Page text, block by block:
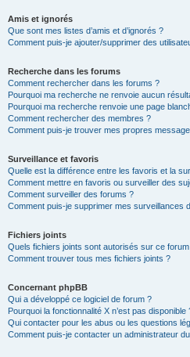
Amis et ignorés
Que sont mes listes d’amis et d’ignorés ?
Comment puis-je ajouter/supprimer des
Recherche dans les forums
Comment rechercher dans les forums ?
Pourquoi ma recherche ne renvoie aucun
Pourquoi ma recherche renvoie une page
Comment rechercher des membres ?
Comment puis-je trouver mes propres
Surveillance et favoris
Quelle est la différence entre les favoris et la
Comment mettre en favoris ou surveiller des
Comment surveiller des forums ?
Comment puis-je supprimer mes surveillances
Fichiers joints
Quels fichiers joints sont autorisés sur ce
Comment trouver tous mes fichiers joints ?
Concernant phpBB
Qui a développé ce logiciel de forum ?
Pourquoi la fonctionnalité X n’est pas disponible
Qui contacter pour les abus ou les questions
Comment puis-je contacter un administrateur